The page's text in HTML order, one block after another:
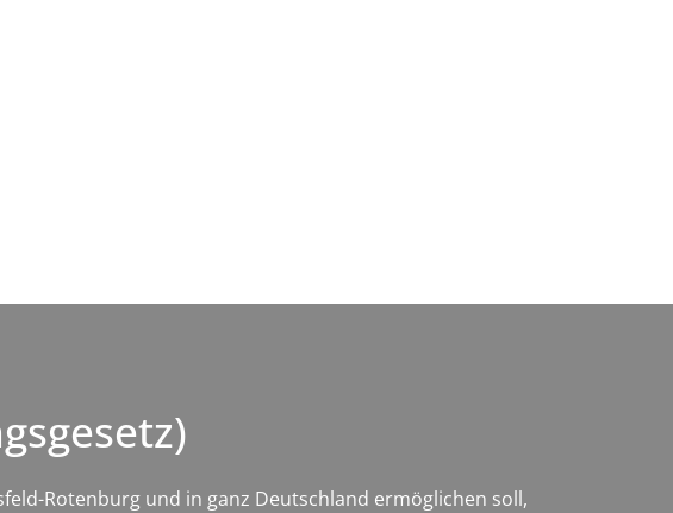
Rotenburg und in ganz Deutschland ermöglichen soll,